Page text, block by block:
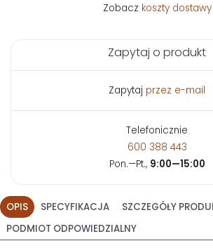
Zobacz koszty dostawy
Zapytaj o produkt
Zapytaj przez e-mail
Telefonicznie
600 388 443
Pon.—Pt., 9:00—15:00
OPIS SPECYFIKACJA SZCZEGÓŁY
PODMIOT ODPOWIEDZIALNY